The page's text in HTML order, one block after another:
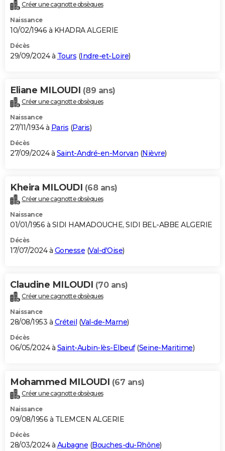
Créer une cagnotte obsèques
Naissance
10/02/1946 à KHADRA ALGERIE
Décès
29/09/2024 à Tours (Indre-et-Loire)
Eliane MILOUDI (89 ans)
Créer une cagnotte obsèques
Naissance
27/11/1934 à Paris (Paris)
Décès
27/09/2024 à Saint-André-en-Morvan (Nièvre)
Kheira MILOUDI (68 ans)
Créer une cagnotte obsèques
Naissance
01/01/1956 à SIDI HAMADOUCHE, SIDI BEL-ABBE ALGERIE
Décès
17/07/2024 à Gonesse (Val-d'Oise)
Claudine MILOUDI (70 ans)
Créer une cagnotte obsèques
Naissance
28/08/1953 à Créteil (Val-de-Marne)
Décès
06/05/2024 à Saint-Aubin-lès-Elbeuf(Seine-Maritime)
Mohammed MILOUDI (67 ans)
Créer une cagnotte obsèques
Naissance
09/08/1956 à TLEMCEN ALGERIE
Décès
28/03/2024 à Aubagne (Bouches-du-Rhône)